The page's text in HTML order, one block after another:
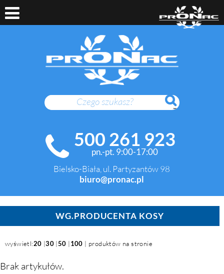
SZUKAJ
500 261 923
pn.-pt. 9:00-17:00
Bielsko-Biała, ul. Partyzantów 98
biuro@pronac.pl
WG.PRODUCENTA KOSY
wyświetl:20 |30 |50 |100 | produktów na stronie
Brak artykułów.